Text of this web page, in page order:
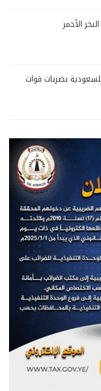
الأحمر
بضربات قوات